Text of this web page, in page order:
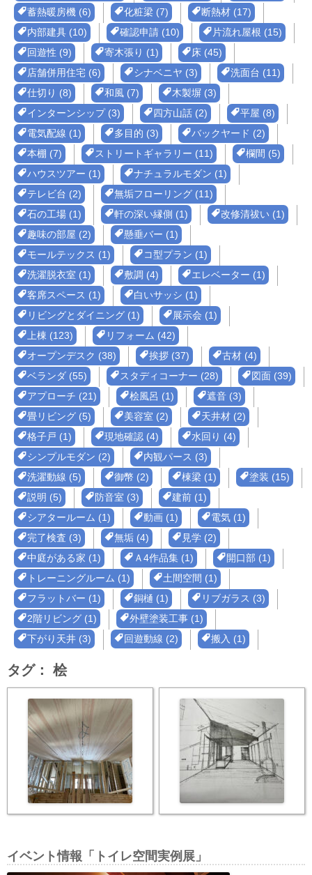
蓄熱暖房機 (6) 化粧梁 (7)
断熱材 (17)
内部建具 (10)
確認申請 (10)
片流れ屋根 (15)
回遊性 (9)
寄木張り (1)
床 (45)
店舗併用住宅 (6)
シナベニヤ (3)
洗面台 (11)
仕切り (8)
和風 (7)
木製塀 (3)
インターンシップ (3)
四方山話 (2)
平屋 (8)
電気配線 (1)
多目的 (3)
バックヤード (2)
本棚 (7)
ストリートギャラリー (11)
欄間 (5)
ハウスツアー (1)
ナチュラルモダン (1)
テレビ台 (2)
無垢フローリング (11)
石の工場 (1)
軒の深い縁側 (1)
改修清祓い (1)
趣味の部屋 (2)
懸垂バー (1)
モールテックス (1)
コ型プラン (1)
洗濯脱衣室 (1)
敷調 (4)
エレベーター (1)
客席スペース (1)
白いサッシ (1)
リビングとダイニング (1)
展示会 (1)
上棟 (123)
リフォーム (42)
オープンデスク (38)
挨拶 (37)
古材 (4)
ベランダ (55)
スタディコーナー (28)
図面 (39)
アプローチ (21)
桧風呂 (1)
遮音 (3)
畳リビング (5)
美容室 (2)
天井材 (2)
格子戸 (1)
現地確認 (4)
水回り (4)
シンプルモダン (2)
内観パース (3)
洗濯動線 (5)
御幣 (2) 棟梁 (1)
塗装 (15)
説明 (5)
防音室 (3)
建前 (1)
シアタールーム (1)
動画 (1)
電気 (1)
完了検査 (3)
無垢 (4)
見学 (2)
中庭がある家 (1)
Ａ4作品集 (1)
開口部 (1)
トレーニングルーム (1)
土間空間 (1)
フラットバー (1)
銅樋 (1)
リブガラス (3)
2階リビング (1)
外壁塗装工事 (1)
下がり天井 (3)
回遊動線 (2) 搬入 (1)
タグ： 桧
イベント情報「トイレ空間実例展」